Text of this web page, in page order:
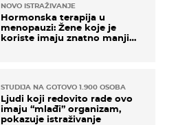
NOVO ISTRAŽIVANJE
Hormonska terapija u
menopauzi: Žene koje je
koriste imaju znatno manji
STUDIJA NA GOTOVO 1.900 OSOBA
Ljudi koji redovito rade ovo
imaju “mlađi” organizam,
pokazuje istraživanje